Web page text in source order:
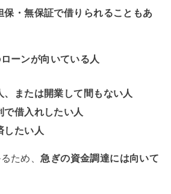
保・無保証で借りられることもあ
ーンが向いている人
、または開業して間もない人
で借入れしたい人
したい人
ため、急ぎの資金調達には向いて